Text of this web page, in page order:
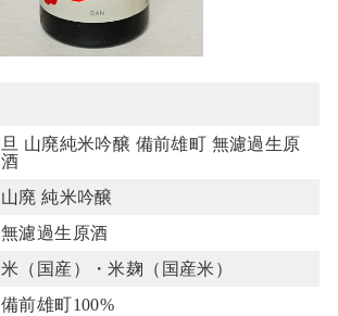
旦 山廃純米吟醸 備前雄町 無濾過生原
酒
山廃 純米吟醸
無濾過生原酒
米（国産）・米麹（国産米）
備前雄町100%